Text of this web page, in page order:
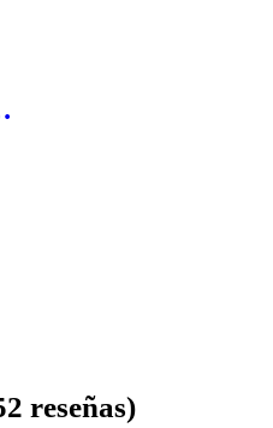
en oxford blanco
reseñas)